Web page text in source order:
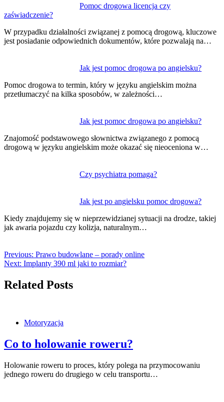
Pomoc drogowa licencja czy
zaświadczenie?
W przypadku działalności związanej z pomocą drogową, kluczowe
jest posiadanie odpowiednich dokumentów, które pozwalają na…
Jak jest pomoc drogowa po angielsku?
Pomoc drogowa to termin, który w języku angielskim można
przetłumaczyć na kilka sposobów, w zależności…
Jak jest pomoc drogowa po angielsku?
Znajomość podstawowego słownictwa związanego z pomocą
drogową w języku angielskim może okazać się nieoceniona w…
Czy psychiatra pomaga?
Jak jest po angielsku pomoc drogowa?
Kiedy znajdujemy się w nieprzewidzianej sytuacji na drodze, takiej
jak awaria pojazdu czy kolizja, naturalnym…
wpisu
Previous: Prawo budowlane – porady online
Next: Implanty 390 ml jaki to rozmiar?
Related Posts
Motoryzacja
Co to holowanie roweru?
Holowanie roweru to proces, który polega na przymocowaniu
jednego roweru do drugiego w celu transportu…